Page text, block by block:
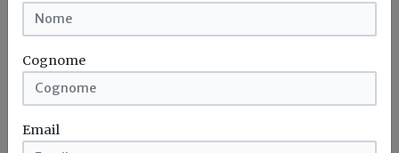
Redazione Build News
Esposito (CNPI): “Integrato nelle CER, il Conto Termico
diventa uno strumento strategico...
Cognome
Email